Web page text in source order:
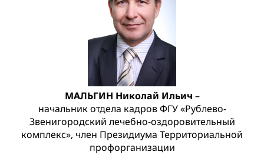
МАЛЬГИН Николай Ильич –
начальник отдела кадров ФГУ «Рублево-
Звенигородский лечебно-оздоровительный
комплекс», член Президиума Территориальной
профорганизации